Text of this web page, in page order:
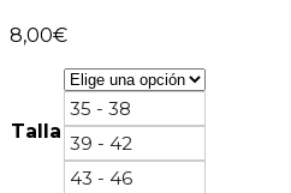
8,00€
Talla
35 - 38
39 - 42
43 - 46